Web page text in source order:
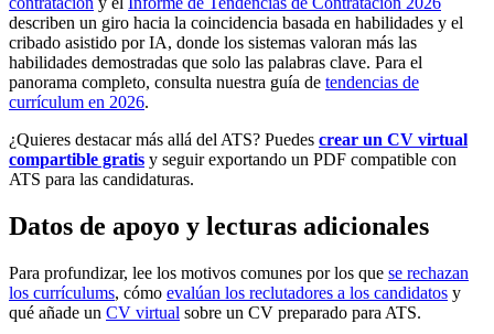
describen un giro hacia la coincidencia basada en habilidades y el
cribado asistido por IA, donde los sistemas valoran más las
habilidades demostradas que solo las palabras clave. Para el
panorama completo, consulta nuestra guía de tendencias de
currículum en 2026.
¿Quieres destacar más allá del ATS? Puedes crear un CV virtual
compartible gratis y seguir exportando un PDF compatible con
ATS para las candidaturas.
Datos de apoyo y lecturas adicionales
Para profundizar, lee los motivos comunes por los que se rechazan
los currículums, cómo evalúan los reclutadores a los candidatos y
qué añade un CV virtual sobre un CV preparado para ATS.